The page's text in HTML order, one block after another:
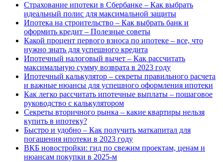
Страхование ипотеки в Сбербанке – Как выбрать
идеальный полис для максимальной защиты
Ипотека на строительство – Как выбрать банк и
оформить кредит – Полезные советы
Какой процент первого взноса по ипотеке – все, что
нужно знать для успешного кредита
Ипотечный налоговый вычет – Как рассчитать
максимальную сумму возврата в 2023 году
Ипотечный калькулятор – секреты правильного расчета
и важные нюансы для успешного оформления ипотеки
Как легко рассчитать ипотечные выплаты – пошаговое
руководство с калькулятором
Секреты вторичного рынка – какие квартиры нельзя
купить в ипотеку?
Быстро и удобно – Как получить маткапитал для
погашения ипотеки в 2023 году
ВКБ новостройки: гид по свежим проектам, ценам и
нюансам покупки в 2025-м